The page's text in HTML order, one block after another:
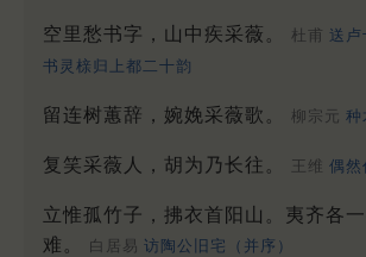
空里愁书字，山中疾采薇。 杜甫 送卢
书灵榇归上都二十韵
留连树蕙辞，婉娩采薇歌。 柳宗元 种
复笑采薇人，胡为乃长往。 王维 偶然
立惟孤竹子，拂衣首阳山。夷齐各
难。
白居易 访陶公旧宅（并序）